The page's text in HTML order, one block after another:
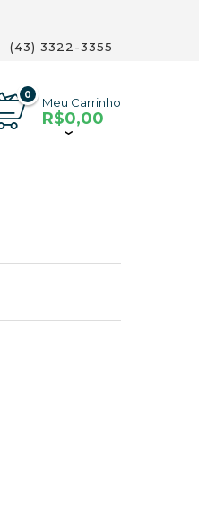
(43) 3322-3355
0
Meu Carrinho
R$0,00